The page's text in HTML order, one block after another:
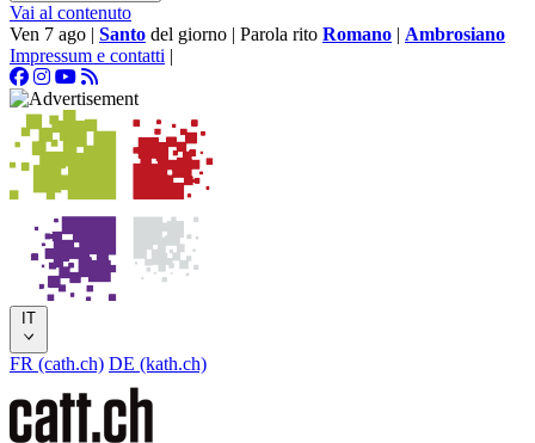
Vai al contenuto
Ven 7 ago | Santo del giorno | Parola rito Romano | Ambrosiano
Impressum e contatti |
IT
FR (cath.ch) DE (kath.ch)